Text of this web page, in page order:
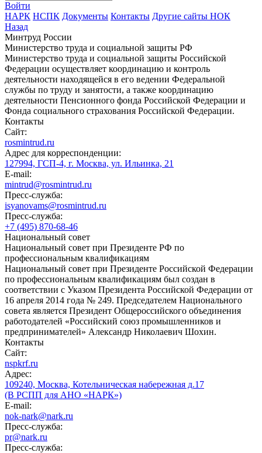
Войти
НАРК НСПК Документы Контакты Другие сайты НОК
Назад
Минтруд России
Министерство труда и социальной защиты РФ
Министерство труда и социальной защиты Российской
Федерации осуществляет координацию и контроль
деятельности находящейся в его ведении Федеральной
службы по труду и занятости, а также координацию
деятельности Пенсионного фонда Российской Федерации и
Фонда социального страхования Российской Федерации.
Контакты
Сайт:
rosmintrud.ru
Адрес для корреспонденции:
127994, ГСП-4, г. Москва, ул. Ильинка, 21
E-mail:
mintrud@rosmintrud.ru
Пресс-служба:
isyanovams@rosmintrud.ru
Пресс-служба:
+7 (495) 870-68-46
Национальный совет
Национальный совет при Президенте РФ по
профессиональным квалификациям
Национальный совет при Президенте Российской Федерации
по профессиональным квалификациям был создан в
соответствии с Указом Президента Российской Федерации от
16 апреля 2014 года № 249. Председателем Национального
совета является Президент Общероссийского объединения
работодателей «Российский союз промышленников и
предпринимателей» Александр Николаевич Шохин.
Контакты
Сайт:
nspkrf.ru
Адрес:
109240, Москва, Котельническая набережная д.17
(В РСПП для АНО «НАРК»)
E-mail:
nok-nark@nark.ru
Пресс-служба:
pr@nark.ru
Пресс-служба: